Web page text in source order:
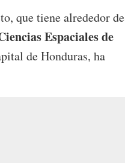
que tiene alrededor de
Espaciales de
de Honduras, ha